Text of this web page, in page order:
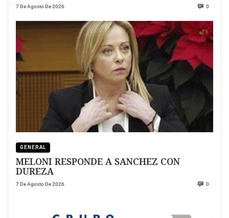
7 De Agosto De 2026 0
GENERAL
MELONI RESPONDE A SANCHEZ CON
DUREZA
7 De Agosto De 2026 0